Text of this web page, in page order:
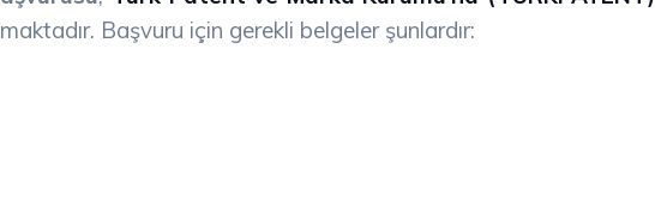
Başvuru için gerekli belgeler şunlardır: